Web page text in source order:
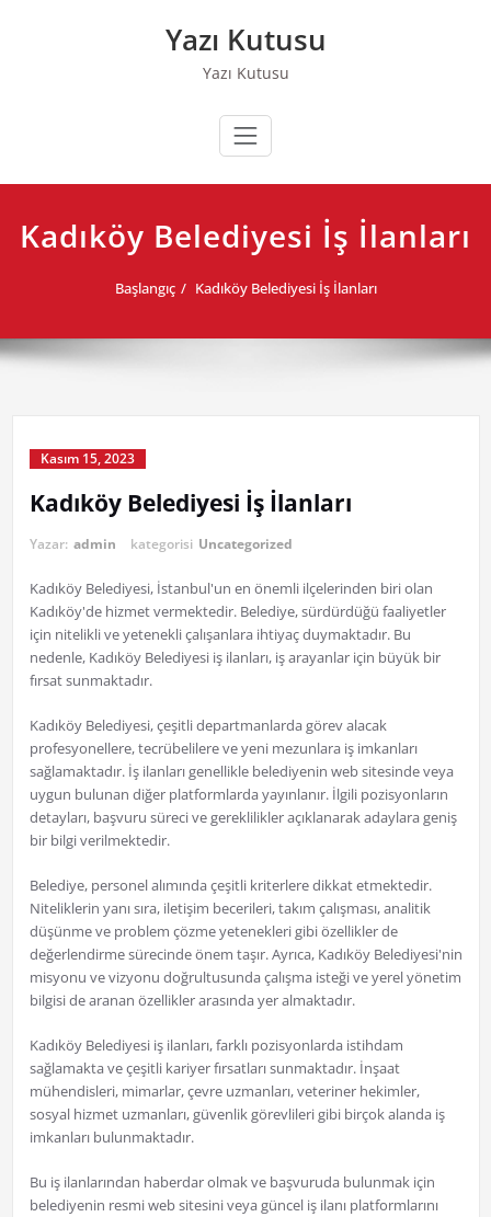
Yazı Kutusu
Yazı Kutusu
Kadıköy Belediyesi İş İlanları
Başlangıç Kadıköy Belediyesi İş İlanları
Kasım 15, 2023
Kadıköy Belediyesi İş İlanları
Yazar: admin kategorisi Uncategorized
Kadıköy Belediyesi, İstanbul'un en önemli ilçelerinden biri olan
Kadıköy'de hizmet vermektedir. Belediye, sürdürdüğü faaliyetler
için nitelikli ve yetenekli çalışanlara ihtiyaç duymaktadır. Bu
nedenle, Kadıköy Belediyesi iş ilanları, iş arayanlar için büyük bir
fırsat sunmaktadır.
Kadıköy Belediyesi, çeşitli departmanlarda görev alacak
profesyonellere, tecrübelilere ve yeni mezunlara iş imkanları
sağlamaktadır. İş ilanları genellikle belediyenin web sitesinde veya
uygun bulunan diğer platformlarda yayınlanır. İlgili pozisyonların
detayları, başvuru süreci ve gereklilikler açıklanarak adaylara geniş
bir bilgi verilmektedir.
Belediye, personel alımında çeşitli kriterlere dikkat etmektedir.
Niteliklerin yanı sıra, iletişim becerileri, takım çalışması, analitik
düşünme ve problem çözme yetenekleri gibi özellikler de
değerlendirme sürecinde önem taşır. Ayrıca, Kadıköy Belediyesi'nin
misyonu ve vizyonu doğrultusunda çalışma isteği ve yerel yönetim
bilgisi de aranan özellikler arasında yer almaktadır.
Kadıköy Belediyesi iş ilanları, farklı pozisyonlarda istihdam
sağlamakta ve çeşitli kariyer fırsatları sunmaktadır. İnşaat
mühendisleri, mimarlar, çevre uzmanları, veteriner hekimler,
sosyal hizmet uzmanları, güvenlik görevlileri gibi birçok alanda iş
imkanları bulunmaktadır.
Bu iş ilanlarından haberdar olmak ve başvuruda bulunmak için
belediyenin resmi web sitesini veya güncel iş ilanı platformlarını